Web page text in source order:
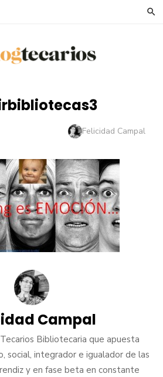
Autor
Felicidad Campal
Campal
Bibliotecaria que apuesta
social, integrador e igualador de las
y en fase beta en constante